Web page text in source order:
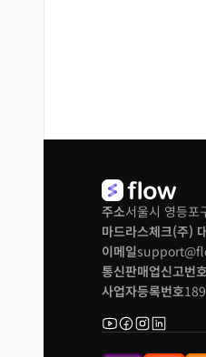
주소서울시 영등
마드라스체크(주)
이메일
통신판매업신고번
사업자등록번호